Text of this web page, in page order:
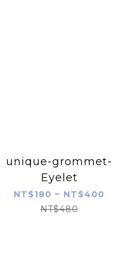
unique-grommet-
Eyelet
NT$180 ~ NT$400
NT$480